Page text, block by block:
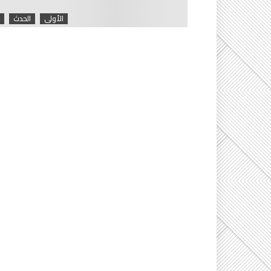
الأولى الحدث